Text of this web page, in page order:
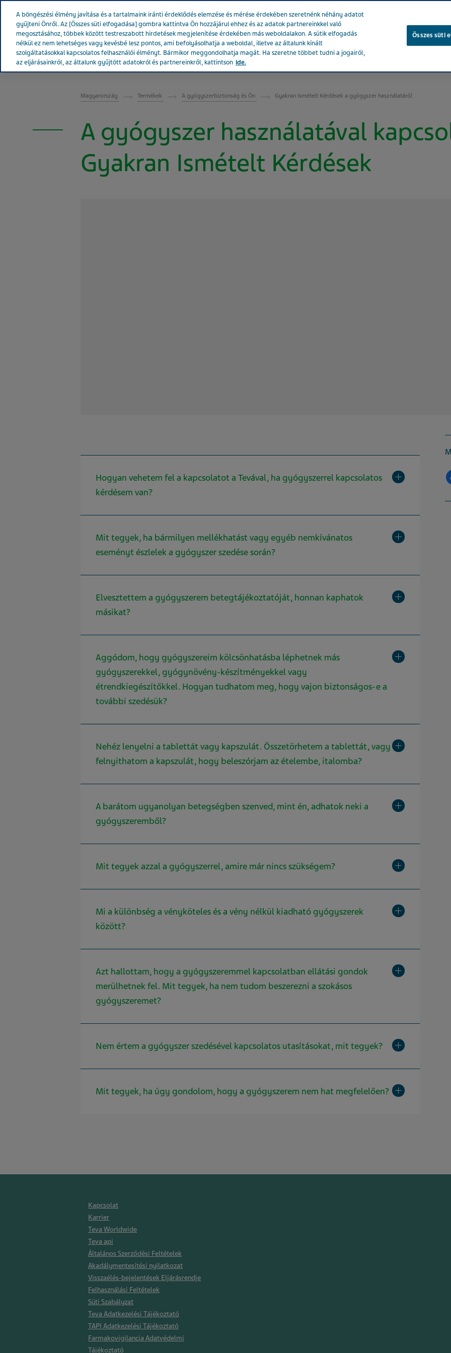
Teva Worldwide
A Teváról Hírek & Média Termékeink
MAGYARORSZÁG
Magyarország Termékek A gyógyszerbiztonság és Ön Gyakran Ismételt Kérdések a gyógyszer használatáról
A gyógyszer használatával
Gyakran Ismételt Kérdések
Hogyan vehetem fel a kapcsolatot a Tevával, ha gyógyszerrel kapcsolatos
kérdésem van?
Toggle Kibontás
Mit tegyek, ha bármilyen mellékhatást vagy egyéb nemkívánatos
eseményt észlelek a gyógyszer szedése során?
Toggle Kibontás /
Elvesztettem a gyógyszerem betegtájékoztatóját, honnan kaphatok
másikat?
Toggle Kibontás /
Aggódom, hogy gyógyszereim kölcsönhatásba léphetnek más
gyógyszerekkel, gyógynövény-készítményekkel vagy
étrendkiegészítőkkel. Hogyan tudhatom meg, hogy vajon biztonságos-e a
további szedésük?
Toggle Kibontás /
Nehéz lenyelni a tablettát vagy kapszulát. Összetörhetem a tablettát, vagy
felnyithatom a kapszulát, hogy beleszórjam az ételembe, italomba?
Toggle Kibontás /
A barátom ugyanolyan betegségben szenved, mint én, adhatok neki a
gyógyszeremből?
Toggle Kibontás /
Mit tegyek azzal a gyógyszerrel, amire már nincs szükségem? Toggle Kibontás /
Mi a különbség a vényköteles és a vény nélkül kiadható gyógyszerek
között?
Toggle Kibontás /
Azt hallottam, hogy a gyógyszeremmel kapcsolatban ellátási gondok
merülhetnek fel. Mit tegyek, ha nem tudom beszerezni a szokásos
gyógyszeremet?
Toggle Kibontás /
Nem értem a gyógyszer szedésével kapcsolatos utasításokat, mit tegyek? Toggle Kibontás /
Mit tegyek, ha úgy gondolom, hogy a gyógyszerem nem hat megfelelően? Toggle Kibontás /
Kapcsolat
Karrier
Teva Worldwide
Teva api
Általános Szerződési Feltételek
Akadálymentesítési nyilatkozat
Visszaélés-bejelentések Eljárásrendje
Felhasználási Feltételek
Süti Szabályzat
Teva Adatkezelési Tájékoztató
TAPI Adatkezelési Tájékoztató
Farmakovigilancia Adatvédelmi
Tájékoztató
A böngészési élmény javítása és a tartalmaink iránti érdeklődés elemzése és mérése érdekében szeretnénk néhány adatot
gyűjteni Önről. Az [Összes süti elfogadása] gombra kattintva Ön hozzájárul ehhez és az adatok partnereinkkel való
megosztásához, többek között testreszabott hirdetések megjelenítése érdekében más weboldalakon. A sütik elfogadás
nélkül ez nem lehetséges vagy kevésbé lesz pontos, ami befolyásolhatja a weboldal, illetve az általunk kínált
szolgáltatásokkal kapcsolatos felhasználói élményt. Bármikor meggondolhatja magát. Ha szeretne többet tudni a jogairól,
az eljárásainkról, az általunk gyűjtött adatokról és partnereinkről, kattintson ide.
Összes süti